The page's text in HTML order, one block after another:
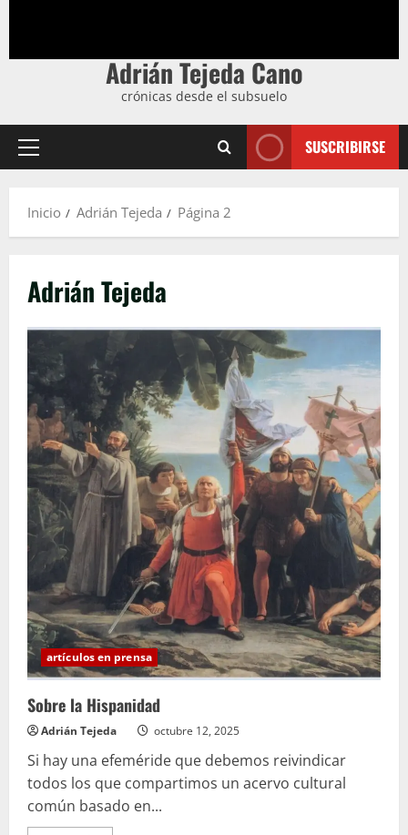
Adrián Tejeda Cano
crónicas desde el subsuelo
Menú
SUSCRIBIRSE
Inicio Adrián Tejeda Página 2
Adrián Tejeda
artículos en prensa
Sobre la Hispanidad
Adrián Tejeda octubre 12, 2025
Si hay una efeméride que debemos reivindicar
todos los que compartimos un acervo cultural
común basado en...